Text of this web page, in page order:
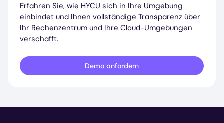
Erfahren Sie, wie HYCU sich in Ihre Umgebung
einbindet und Ihnen vollständige Transparenz über
Ihr Rechenzentrum und Ihre Cloud-Umgebungen
verschafft.
Demo anfordern